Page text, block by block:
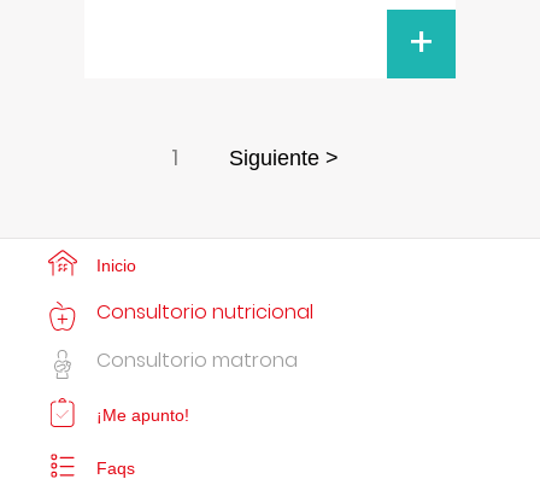
+
1 Siguiente >
Inicio
Consultorio nutricional
Consultorio matrona
¡Me apunto!
Faqs